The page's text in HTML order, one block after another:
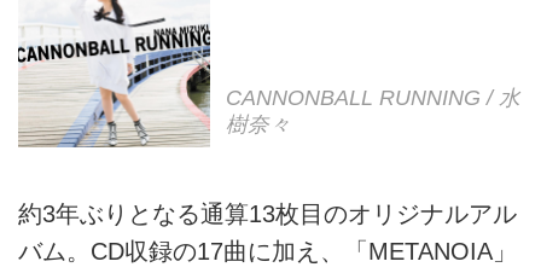
CANNONBALL RUNNING / 水
樹奈々
約3年ぶりとなる通算13枚目のオリジナルアル
バム。CD収録の17曲に加え、「METANOIA」